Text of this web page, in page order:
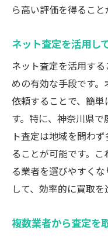
車の状態
廃車買取で最
最良条件
高額査定
神奈川で
ネット査
車両整備
成功する
神奈川県での
自動車買
ら高い評価を得ること
ネット査定を活用し
ネット査定を活用す
めの有効な手段です
依頼することで、簡
す。特に、神奈川県
ト査定は地域を問わ
ることが可能です。
る業者を選びやすく
して、効率的に買取を
複数業者から査定を